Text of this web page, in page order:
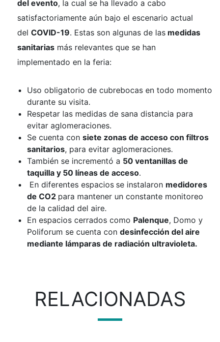
del evento, la cual se ha llevado a cabo
satisfactoriamente aún bajo el escenario actual
del COVID-19. Estas son algunas de las medidas
sanitarias más relevantes que se han
implementado en la feria:
Uso obligatorio de cubrebocas en todo momento
durante su visita.
Respetar las medidas de sana distancia para
evitar aglomeraciones.
Se cuenta con siete zonas de acceso con filtros
sanitarios, para evitar aglomeraciones.
También se incrementó a 50 ventanillas de
taquilla y 50 líneas de acceso.
En diferentes espacios se instalaron medidores
de CO2 para mantener un constante monitoreo
de la calidad del aire.
En espacios cerrados como Palenque, Domo y
Poliforum se cuenta con desinfección del aire
mediante lámparas de radiación ultravioleta.
RELACIONADAS